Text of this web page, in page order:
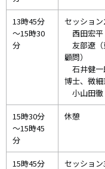
13時45分
～15時30
分
セッショ
西田宏平
友部遼（
顧問）
石井健一
博士、微細
小山田徹
15時30分
～15時45
分
休憩
15時45分 セッション